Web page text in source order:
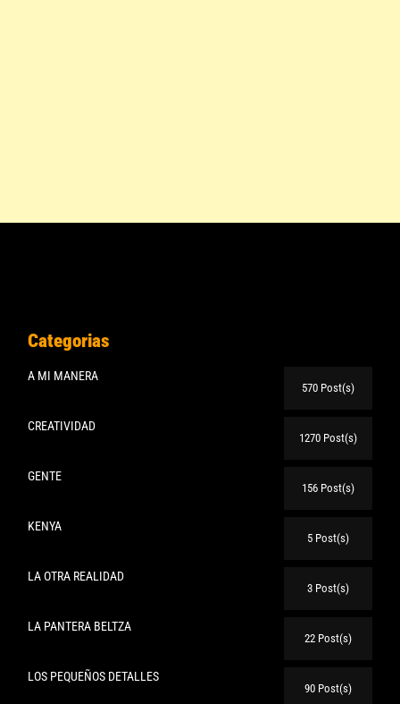
Categorias
A MI MANERA
570 Post(s)
CREATIVIDAD
1270 Post(s)
GENTE
156 Post(s)
KENYA
5 Post(s)
LA OTRA REALIDAD
3 Post(s)
LA PANTERA BELTZA
22 Post(s)
LOS PEQUEÑOS DETALLES
90 Post(s)